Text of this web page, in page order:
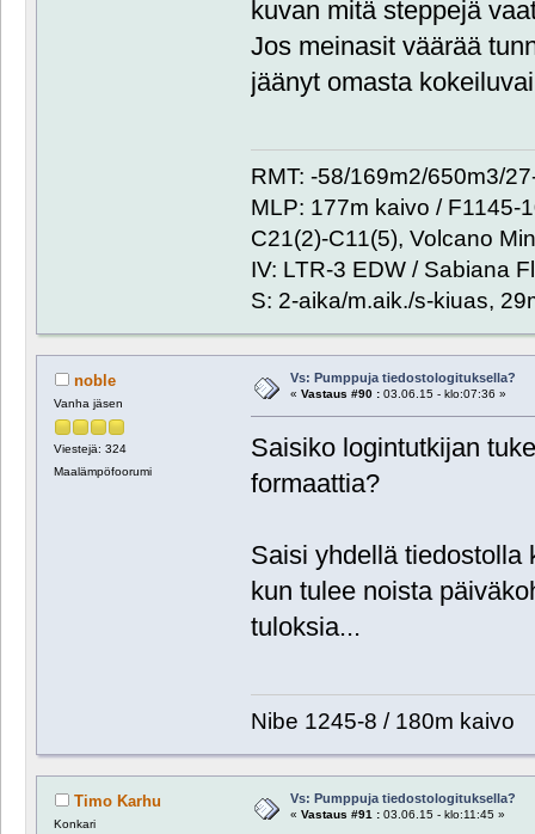
kuvan mitä steppejä
Jos meinasit väärää
jäänyt omasta
RMT: -58/169m2/650m3/
MLP: 177m kaivo / F1145-
C21(2)-C11(5), Volcano
IV: LTR-3 EDW / Sabiana
S: 2-aika/m.aik./s-kiuas,
noble
Vanha jäsen
Viestejä: 324
Maalämpöfoorumi
Vs: Pumppuja tiedostologituksella?
« Vastaus #90 :03.06.15 - klo:07:36 »
Saisiko logintutkijan
formaattia?
Saisi yhdellä tiedostolla
kun tulee noista
tuloksia...
Nibe 1245-8 / 180m kaivo
Timo Karhu
Konkari
Vs: Pumppuja tiedostologituksella?
« Vastaus #91 :03.06.15 - klo:11:45 »